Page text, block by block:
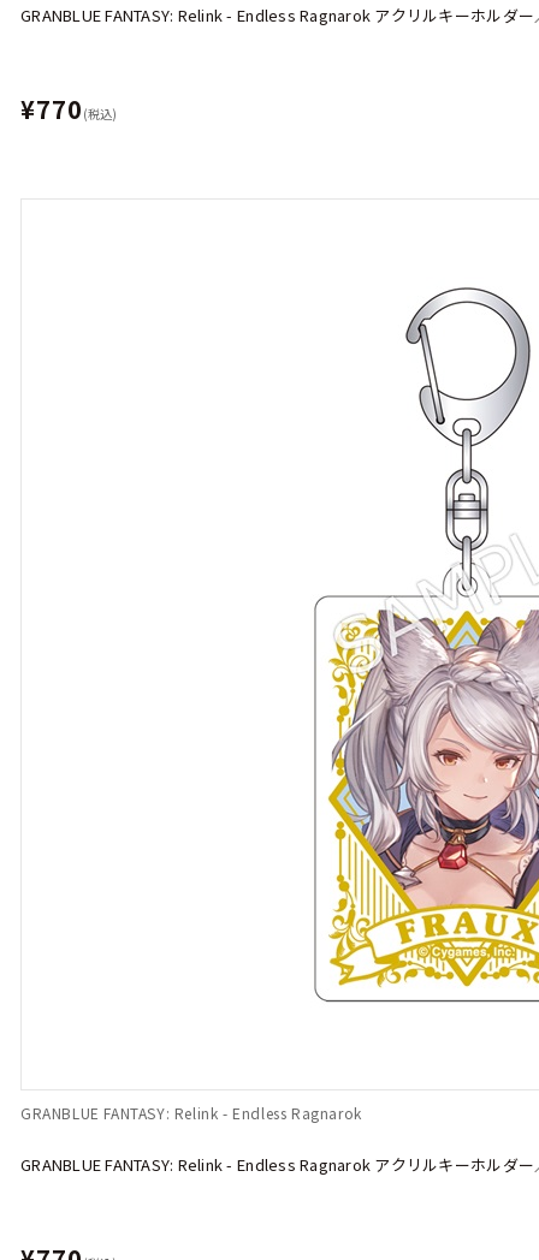
GRANBLUE FANTASY: Relink - Endless Ragnarok アクリルキーホルダ
¥770 (税込)
GRANBLUE FANTASY: Relink - Endless Ragnarok
GRANBLUE FANTASY: Relink - Endless Ragnarok アクリルキーホルダ